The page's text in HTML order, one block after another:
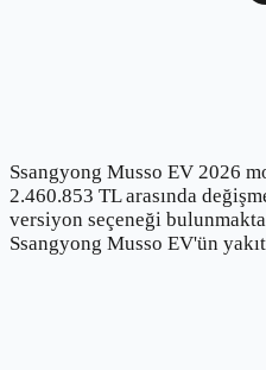
Ssangyong Musso EV 2026
2.460.853 TL arasında
versiyon seçeneği
Ssangyong Musso EV'ün